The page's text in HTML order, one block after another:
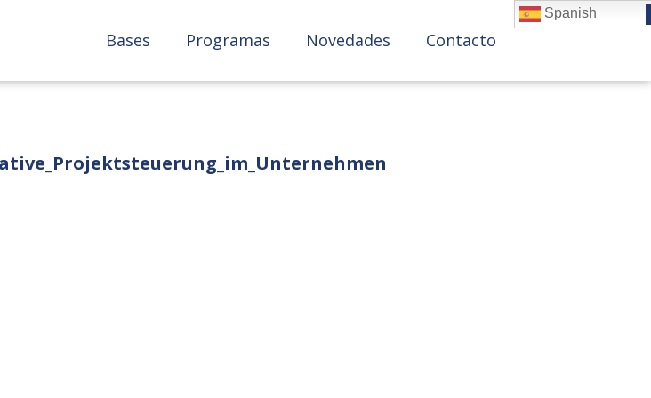
Bases Programas Novedades Contacto
Spanish